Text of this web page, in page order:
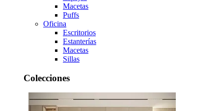
Macetas
Puffs
Oficina
Escritorios
Estanterías
Macetas
Sillas
Colecciones